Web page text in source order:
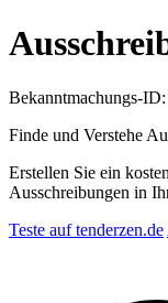
Bekanntmachungs-
Finde und Verstehe
Erstellen Sie ein
Ausschreibungen in
Teste auf tenderzen.de